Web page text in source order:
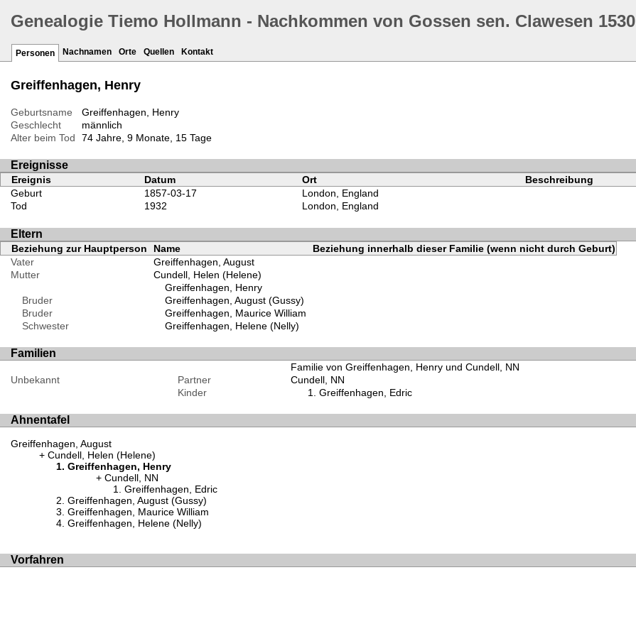
Genealogie Tiemo Hollmann - Nachkommen von Gossen sen. Clawesen 1530
Personen Nachnamen Orte Quellen Kontakt
Greiffenhagen, Henry
Geburtsname
Greiffenhagen, Henry
Geschlecht
männlich
Alter beim Tod
74 Jahre, 9 Monate, 15 Tage
Ereignisse
Ereignis Datum Ort Beschreibung
Geburt
1857-03-17
London, England
Tod
1932 London, England
Eltern
Beziehung zur Hauptperson Name
Beziehung innerhalb dieser Familie (wenn nicht durch Geburt)
Vater
Greiffenhagen, August
Mutter
Cundell, Helen (Helene)
Greiffenhagen, Henry
Bruder
Greiffenhagen, August (Gussy)
Bruder
Greiffenhagen, Maurice William
Schwester
Greiffenhagen, Helene (Nelly)
Familien
Familie von Greiffenhagen, Henry und Cundell, NN
Unbekannt
Partner
Cundell, NN
Kinder
Greiffenhagen, Edric
Ahnentafel
Greiffenhagen, August
Cundell, Helen (Helene)
Greiffenhagen, Henry
Cundell, NN
Greiffenhagen, Edric
Greiffenhagen, August (Gussy)
Greiffenhagen, Maurice William
Greiffenhagen, Helene (Nelly)
Vorfahren